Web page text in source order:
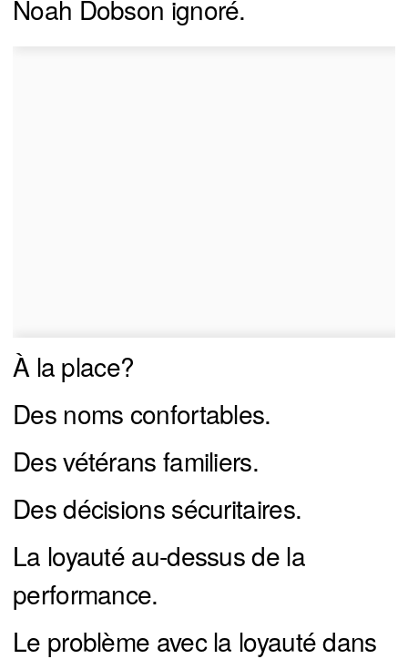
Noah Dobson ignoré.
À la place?
Des noms confortables.
Des vétérans familiers.
Des décisions sécuritaires.
La loyauté au-dessus de la
performance.
Le problème avec la loyauté dans